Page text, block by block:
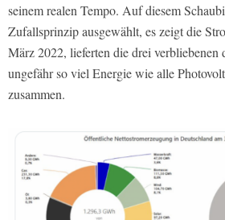
seinem realen Tempo. Auf diesem
Zufallsprinzip ausgewählt, es zeigt die
März 2022, lieferten die drei verbliebenen
ungefähr so viel Energie wie alle
zusammen.